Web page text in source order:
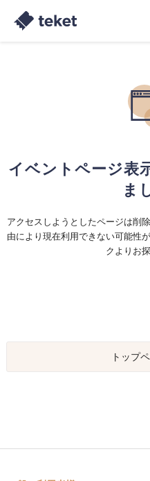
イベントページ表
ま
アクセスしようとしたページは削
由により現在利用できない可能性
クよりお
トップ